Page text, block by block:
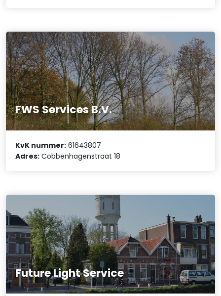
FWS Services B.V.
KvK nummer: 61643807
Adres: Cobbenhagenstraat 18
Future Light Service